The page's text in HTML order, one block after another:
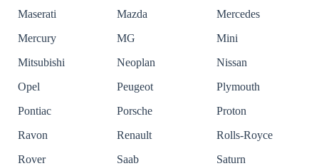
Maserati
Mazda
Mercedes
Mercury
MG
Mini
Mitsubishi
Neoplan
Nissan
Opel
Peugeot
Plymouth
Pontiac
Porsche
Proton
Ravon
Renault
Rolls-Royce
Rover
Saab
Saturn